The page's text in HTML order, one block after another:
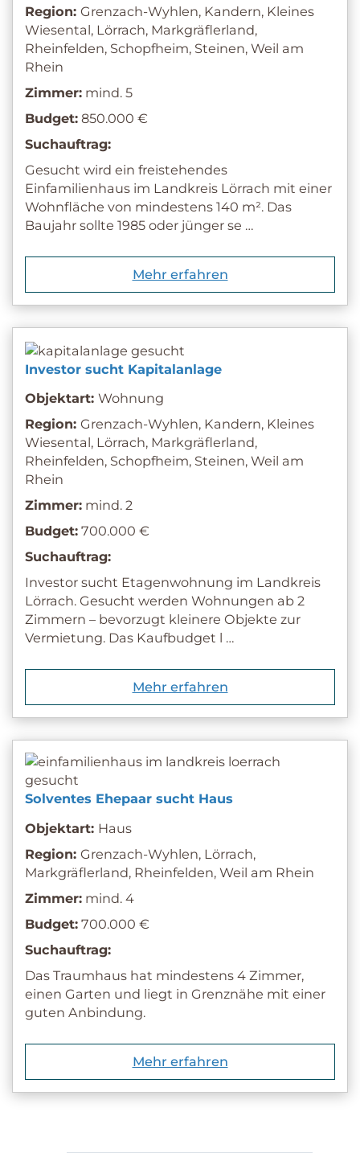
Region: Grenzach-Wyhlen, Kandern, Kleines
Wiesental, Lörrach, Markgräflerland,
Rheinfelden, Schopfheim, Steinen, Weil am
Rhein
Zimmer: mind. 5
Budget: 850.000 €
Suchauftrag:
Gesucht wird ein freistehendes
Einfamilienhaus im Landkreis Lörrach mit einer
Wohnfläche von mindestens 140 m². Das
Baujahr sollte 1985 oder jünger se …
Mehr erfahren
Investor sucht Kapitalanlage
Objektart: Wohnung
Region: Grenzach-Wyhlen, Kandern, Kleines
Wiesental, Lörrach, Markgräflerland,
Rheinfelden, Schopfheim, Steinen, Weil am
Rhein
Zimmer: mind. 2
Budget: 700.000 €
Suchauftrag:
Investor sucht Etagenwohnung im Landkreis
Lörrach. Gesucht werden Wohnungen ab 2
Zimmern – bevorzugt kleinere Objekte zur
Vermietung. Das Kaufbudget l …
Mehr erfahren
Solventes Ehepaar sucht Haus
Objektart: Haus
Region: Grenzach-Wyhlen, Lörrach,
Markgräflerland, Rheinfelden, Weil am Rhein
Zimmer: mind. 4
Budget: 700.000 €
Suchauftrag:
Das Traumhaus hat mindestens 4 Zimmer,
einen Garten und liegt in Grenznähe mit einer
guten Anbindung.
Mehr erfahren